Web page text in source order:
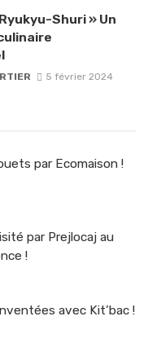
Shuri » Un
5 février 2024
par Ecomaison !
par Prejlocaj au
!
avec Kit’bac !